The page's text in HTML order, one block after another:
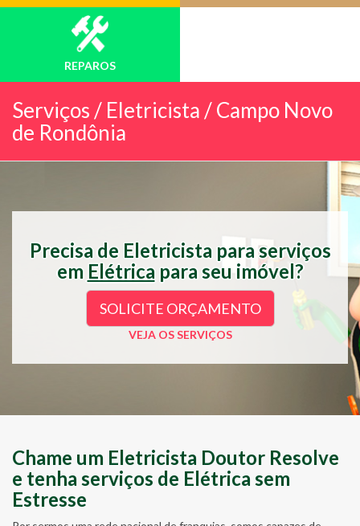
REPAROS
Serviços / Eletricista / Campo Novo
de Rondônia
Precisa de Eletricista para serviços
em Elétrica para seu imóvel?
SOLICITE ORÇAMENTO
VEJA OS SERVIÇOS
Chame um Eletricista Doutor Resolve
e tenha serviços de Elétrica sem
Estresse